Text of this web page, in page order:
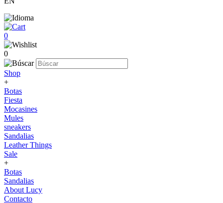
0
0
Shop
+
Botas
Fiesta
Mocasines
Mules
sneakers
Sandalias
Leather Things
Sale
+
Botas
Sandalias
About Lucy
Contacto